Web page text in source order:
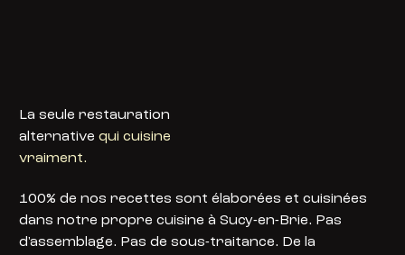
La seule restauration
alternativequi cuisine
vraiment.
100% de nos recettes sont élaborées et cuisinées
dans notre propre cuisine à Sucy-en-Brie. Pas
d'assemblage. Pas de sous-traitance. De la